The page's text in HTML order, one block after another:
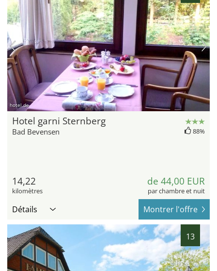
hotel.de
Hotel garni Sternberg
Bad Bevensen 88%
14,22
kilomètres
de 44,00 EUR
par chambre et nuit
Détails Montrer l'offre
13